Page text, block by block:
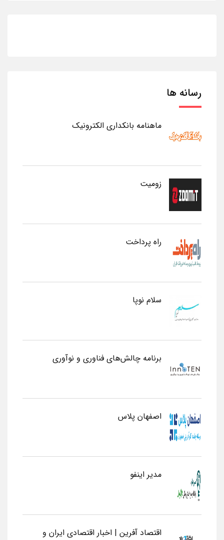
رسانه ها
ماهنامه بانکداری الکترونیک
زومیت
راه پرداخت
سلام نوپا
برنامه چالش‌های فناوری و نوآوری
اصفهان پلاس
مدیر اینفو
اقتصاد آفرین | اخبار اقتصادی ایران و